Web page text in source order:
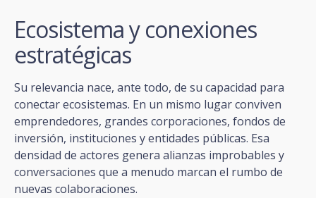
Ecosistema y conexiones
estratégicas
Su relevancia nace, ante todo, de su capacidad para
conectar ecosistemas. En un mismo lugar conviven
emprendedores, grandes corporaciones, fondos de
inversión, instituciones y entidades públicas. Esa
densidad de actores genera alianzas improbables y
conversaciones que a menudo marcan el rumbo de
nuevas colaboraciones.